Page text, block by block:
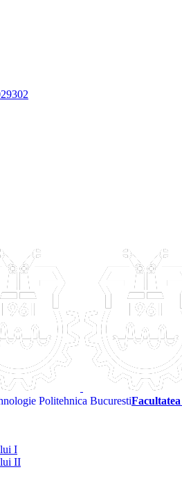
Politehnica Bucuresti
I
II